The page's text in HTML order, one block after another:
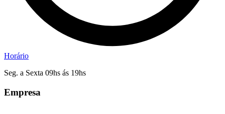
Horário
Seg. a Sexta 09hs ás 19hs
Empresa